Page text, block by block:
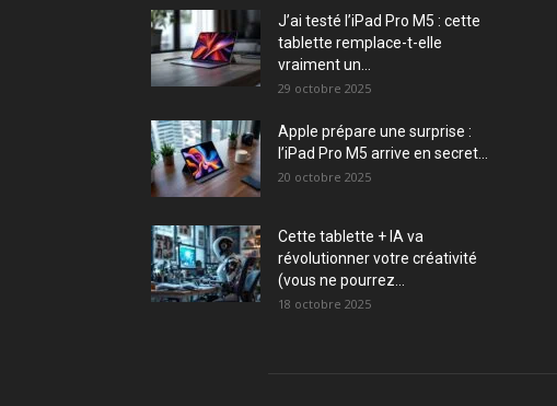
J’ai testé l’iPad Pro M5 : cette
tablette remplace-t-elle
vraiment un...
29 octobre 2025
Apple prépare une surprise :
l’iPad Pro M5 arrive en secret...
20 octobre 2025
Cette tablette + IA va
révolutionner votre créativité
(vous ne pourrez...
18 octobre 2025